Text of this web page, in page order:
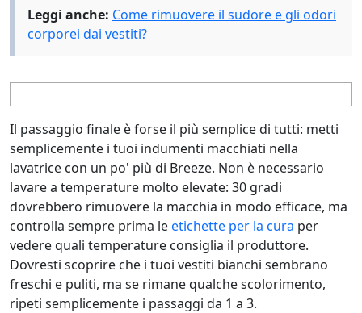
Leggi anche: Come rimuovere il sudore e gli odori
corporei dai vestiti?
Il passaggio finale è forse il più semplice di tutti: metti
semplicemente i tuoi indumenti macchiati nella
lavatrice con un po' più di Breeze. Non è necessario
lavare a temperature molto elevate: 30 gradi
dovrebbero rimuovere la macchia in modo efficace, ma
controlla sempre prima leetichette per la cura per
vedere quali temperature consiglia il produttore.
Dovresti scoprire che i tuoi vestiti bianchi sembrano
freschi e puliti, ma se rimane qualche scolorimento,
ripeti semplicemente i passaggi da 1 a 3.